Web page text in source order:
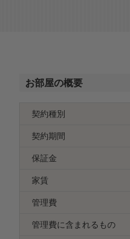
お部屋の概要
契約種別
契約期間
保証金
家賃
管理費
管理費に含まれるもの